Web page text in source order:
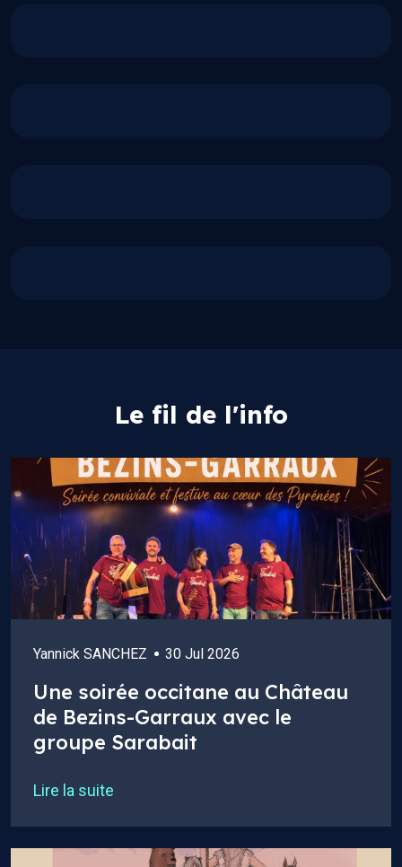
Le fil de l'info
Yannick SANCHEZ 30 Jul 2026
Une soirée occitane au Château
de Bezins-Garraux avec le
groupe Sarabait
Lire la suite